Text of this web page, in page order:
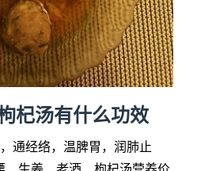
杞汤有什么功效
通经络，温脾胃，润肺止